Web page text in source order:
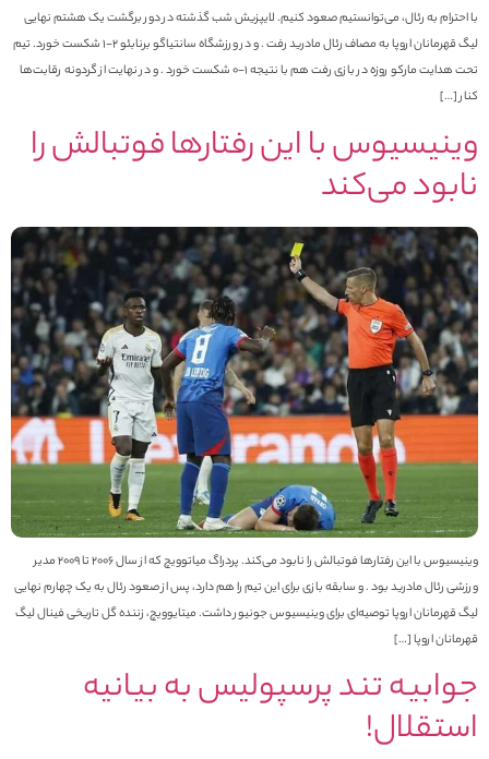
احترام به رئال، می‌توانستیم صعود کنیم. لایپزیش شب گذشته در دور برگشت یک هشتم نهایی
لیگ قهرمانان اروپا به مصاف رئال مادرید رفت . و در ورزشگاه سانتیاگو برنابئو 2-1 شکست خورد. تیم
تحت هدایت مارکو روزه در بازی رفت هم با نتیجه 1-0 شکست خورد . و در نهایت از گردونه رقابت‌ها
[…]
با این رفتارها فوتبالش را
می‌کند
وینیسیوس با این رفتارها فوتبالش را نابود می‌کند. پردراگ میاتوویچ که از سال 2006 تا 2009 مدیر
رئال مادرید بود . و سابقه بازی برای این تیم را هم دارد، پس از صعود رئال به یک چهارم نهایی
قهرمانان اروپا توصیه‌ای برای وینیسیوس جونیور داشت. میتایوویچ، زننده گل تاریخی فینال لیگ
اروپا […]
تند پرسپولیس به بیانیه